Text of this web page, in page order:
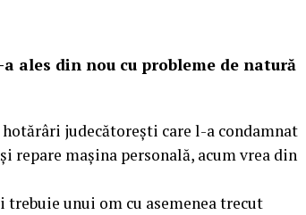
ales din nou cu probleme de natură
judecătorești care l-a condamnat
repare mașina personală, acum vrea din
unui om cu asemenea trecut